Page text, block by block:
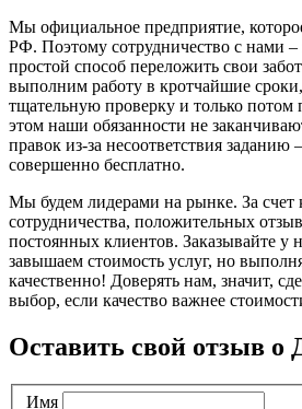
Мы официальное предприятие,
РФ. Поэтому сотрудничество с нами –
простой способ переложить свои
выполним работу в кротчайшие
тщательную проверку и только потом
этом наши обязанности не
правок из-за несоответствия
совершенно бесплатно.
Мы будем лидерами на рынке. За счет
сотрудничества, положительных
постоянных клиентов. Заказывайте у
завышаем стоимость услуг, но
качественно! Доверять нам, значит,
выбор, если качество важнее
Оставить свой отзыв о
Имя